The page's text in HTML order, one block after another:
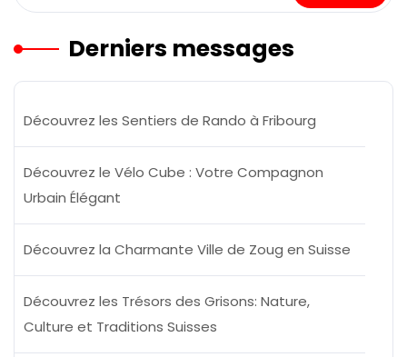
Derniers messages
Découvrez les Sentiers de Rando à Fribourg
Découvrez le Vélo Cube : Votre Compagnon
Urbain Élégant
Découvrez la Charmante Ville de Zoug en Suisse
Découvrez les Trésors des Grisons: Nature,
Culture et Traditions Suisses